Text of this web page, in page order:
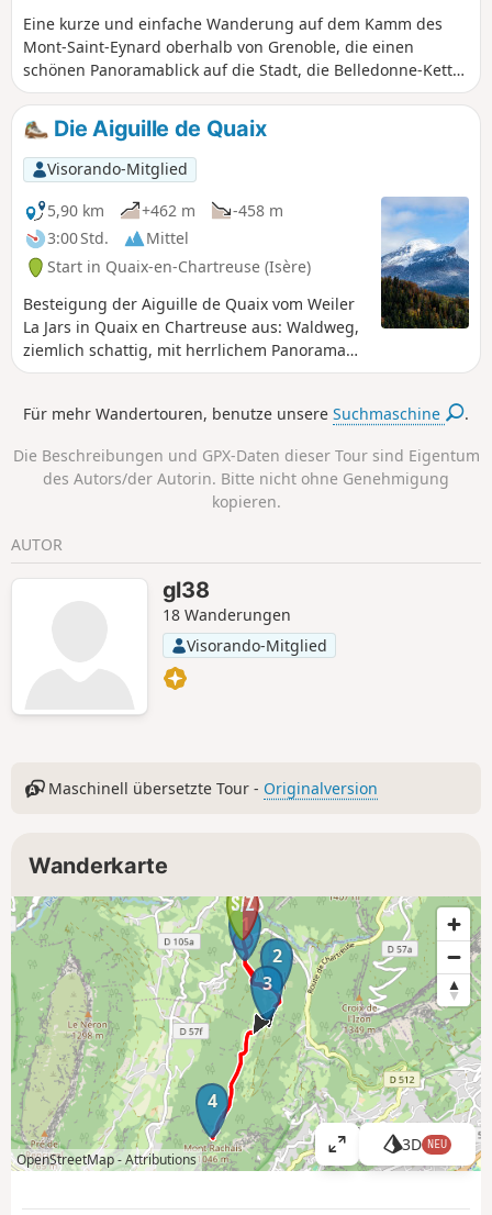
Eine kurze und einfache Wanderung auf dem Kamm des
Mont-Saint-Eynard oberhalb von Grenoble, die einen
schönen Panoramablick auf die Stadt, die Belledonne-Kette
und am Ende auf das Sappey-Tal bietet. Diese Wanderung
ist ein lokaler Klassiker und kann sehr stark frequentiert
sein.Die Aiguille de Quaix
Visorando-Mitglied
5,90 km
+462 m
-458 m
3:00 Std.
Mittel
Start in Quaix-en-Chartreuse (Isère)
Besteigung der Aiguille de Quaix vom Weiler
La Jars in Quaix en Chartreuse aus: Waldweg,
ziemlich schattig, mit herrlichem Panorama
auf das Isère-Tal auf Höhe der Aiguille de
erfordert eine Kletterpassage, die mit
Personen schwierig sein kann. Das Panorama
am Fuße der Aiguille ist jedoch auch ohne
Klettern einen Besuch wert. Die Wanderung
bleibt dennoch interessant.
Für mehr Wandertouren, benutze unsereSuchmaschine .
Die Beschreibungen und GPX-Daten dieser Tour sind Eigentum
des Autors/der Autorin. Bitte nicht ohne Genehmigung
kopieren.
AUTOR
gl38
18 Wanderungen
Visorando-Mitglied
Maschinell übersetzte Tour - Originalversion
Wanderkarte
1
2
3
4
OpenStreetMap -Attributions
K
a
3D NEU